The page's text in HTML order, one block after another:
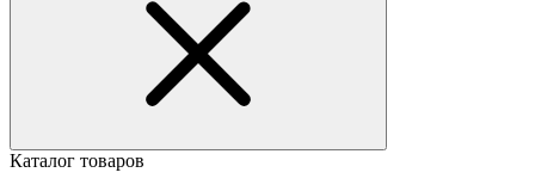
Каталог товаров